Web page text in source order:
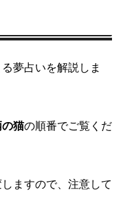
夢占いを解説しま
猫の順番でご覧くだ
ますので、注意して